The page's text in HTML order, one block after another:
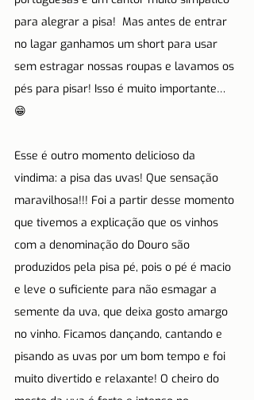
para alegrar a pisa!  Mas antes de entrar
no lagar ganhamos um short para usar
sem estragar nossas roupas e lavamos os
pés para pisar! Isso é muito importante…
😁
Esse é outro momento delicioso da
vindima: a pisa das uvas! Que sensação
maravilhosa!!! Foi a partir desse momento
que tivemos a explicação que os vinhos
com a denominação do Douro são
produzidos pela pisa pé, pois o pé é macio
e leve o suficiente para não esmagar a
semente da uva, que deixa gosto amargo
no vinho. Ficamos dançando, cantando e
pisando as uvas por um bom tempo e foi
muito divertido e relaxante! O cheiro do